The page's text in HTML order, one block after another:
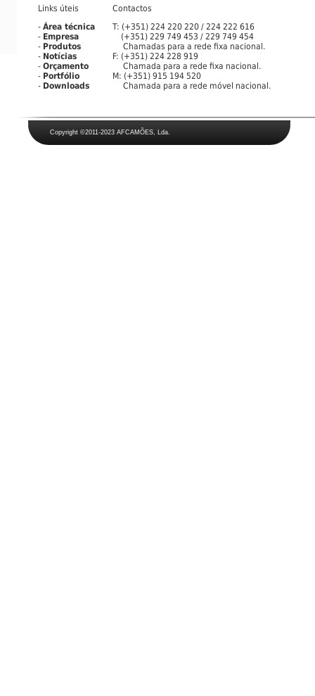
Links úteis
- Área técnica
- Empresa
- Produtos
- Notícias
- Orçamento
- Portfólio
- Downloads
Contactos
T: (+351) 224 220 220 / 224 222 616
(+351) 229 749 453 / 229 749 454
Chamadas para a rede fixa nacional.
F: (+351) 224 228 919
Chamada para a rede fixa nacional.
M: (+351) 915 194 520
Chamada para a rede móvel nacional.
Copyright ©2011-2023 AFCAMÕES, Lda.